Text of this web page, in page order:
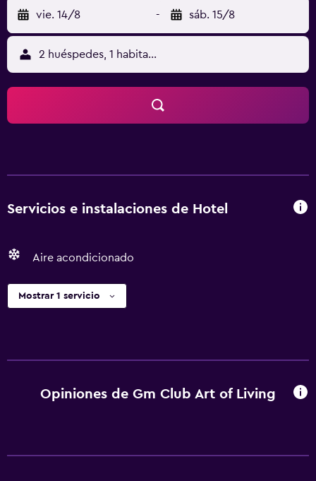
vie. 14/8 - sáb. 15/8
2 huéspedes, 1 habitación
Servicios e instalaciones de Hotel
Aire acondicionado
Mostrar 1 servicio
Opiniones de Gm Club Art of Living